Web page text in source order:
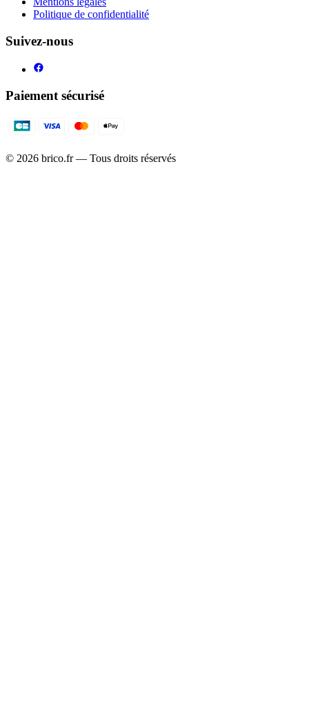
Politique de confidentialité
Suivez-nous
Paiement sécurisé
© 2026 brico.fr — Tous droits réservés